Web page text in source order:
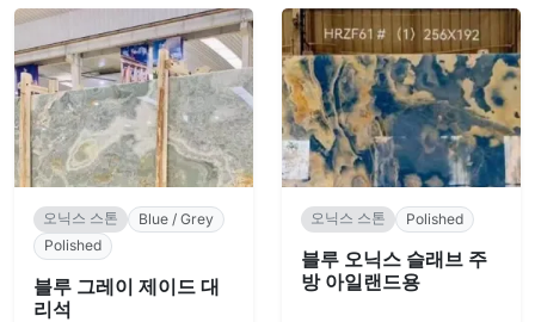
오닉스 스톤
Blue / Grey
Polished
블루 그레이 제이드 대
리석
오닉스 스톤 Polished
블루 오닉스 슬래브 주
방 아일랜드용